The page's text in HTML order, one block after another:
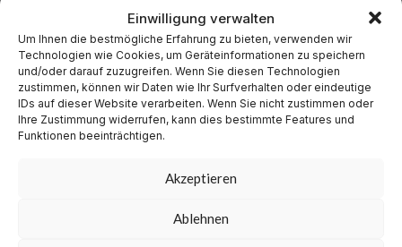
Einwilligung verwalten
Um Ihnen die bestmögliche Erfahrung zu bieten, verwenden wir
Technologien wie Cookies, um Geräteinformationen zu speichern
und/oder darauf zuzugreifen. Wenn Sie diesen Technologien
zustimmen, können wir Daten wie Ihr Surfverhalten oder eindeutige
IDs auf dieser Website verarbeiten. Wenn Sie nicht zustimmen oder
Ihre Zustimmung widerrufen, kann dies bestimmte Features und
Funktionen beeinträchtigen.
Akzeptieren
Ablehnen
September 2024
August 2024
Juli 2024
Juni 2024
Mai 2024